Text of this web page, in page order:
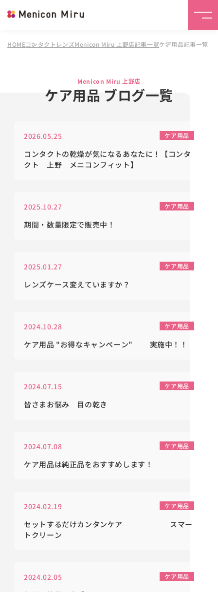
HOMEコンタクトレンズMenicon Miru 上野店記事一覧ケア用品記事一覧
Menicon Miru 上野店
ケア用品 ブログ一覧
2026.05.25 ケア用品
コンタクトの乾燥が気になるあなたに！【コンタ
クト 上野 メニコンフィット】
2025.10.27 ケア用品
期間・数量限定で販売中！
2025.01.27 ケア用品
レンズケース変えていますか？
2024.10.28 ケア用品
ケア用品 "お得なキャンペーン" 実施中！！
2024.07.15 ケア用品
皆さまお悩み 目の乾き
2024.07.08 ケア用品
ケア用品は純正品をおすすめします！
2024.02.19 ケア用品
セットするだけカンタンケア スマー
トクリーン
2024.02.05 ケア用品